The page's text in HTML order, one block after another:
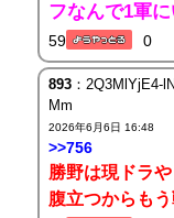
フなんで1軍に
59 0
893：2Q3MlYjE4-
Mm
2026年6月6日 16:48
>>756
勝野は現ドラ
腹立つからも